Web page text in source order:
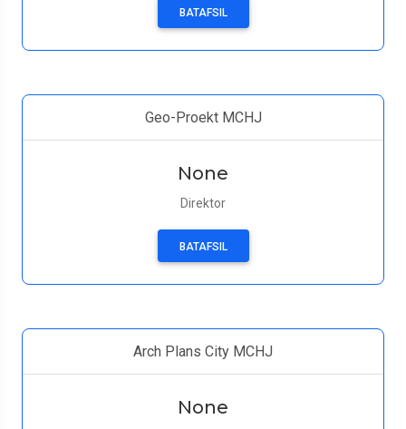
BATAFSIL
Geo-Proekt MCHJ
None
Direktor
BATAFSIL
Arch Plans City MCHJ
None